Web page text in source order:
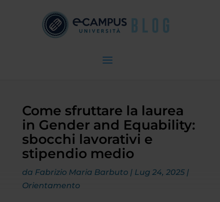
Come sfruttare la laurea
in Gender and Equability:
sbocchi lavorativi e
stipendio medio
da Fabrizio Maria Barbuto| Lug 24, 2025|
Orientamento